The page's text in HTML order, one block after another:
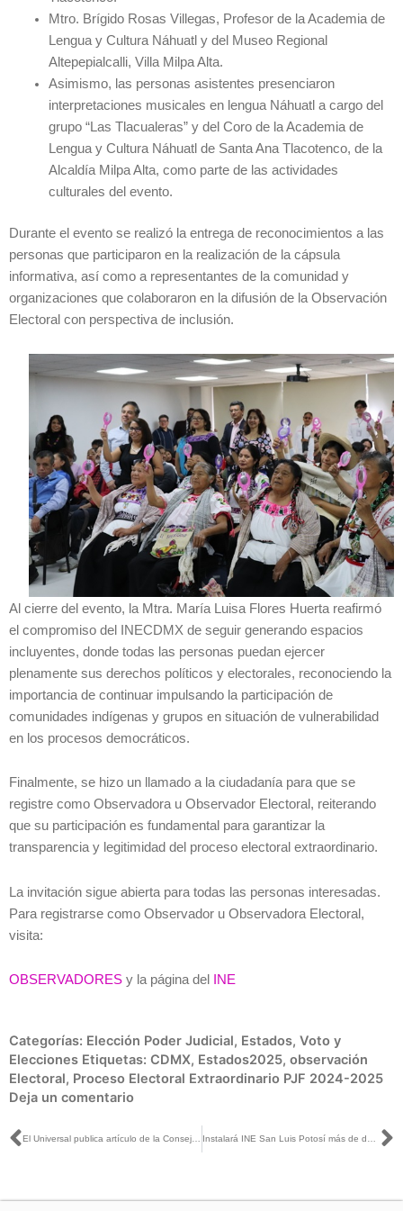
Mtro. Brígido Rosas Villegas, Profesor de la Academia de
Lengua y Cultura Náhuatl y del Museo Regional
Altepepialcalli, Villa Milpa Alta.
Asimismo, las personas asistentes presenciaron
interpretaciones musicales en lengua Náhuatl a cargo del
grupo “Las Tlacualeras” y del Coro de la Academia de
Lengua y Cultura Náhuatl de Santa Ana Tlacotenco, de la
Alcaldía Milpa Alta, como parte de las actividades
culturales del evento.
Durante el evento se realizó la entrega de reconocimientos a las
personas que participaron en la realización de la cápsula
informativa, así como a representantes de la comunidad y
organizaciones que colaboraron en la difusión de la Observación
Electoral con perspectiva de inclusión.
Al cierre del evento, la Mtra. María Luisa Flores Huerta reafirmó
el compromiso del INECDMX de seguir generando espacios
incluyentes, donde todas las personas puedan ejercer
plenamente sus derechos políticos y electorales, reconociendo la
importancia de continuar impulsando la participación de
comunidades indígenas y grupos en situación de vulnerabilidad
en los procesos democráticos.
Finalmente, se hizo un llamado a la ciudadanía para que se
registre como Observadora u Observador Electoral, reiterando
que su participación es fundamental para garantizar la
transparencia y legitimidad del proceso electoral extraordinario.
La invitación sigue abierta para todas las personas interesadas.
Para registrarse como Observador u Observadora Electoral,
visita:
OBSERVADORES y la página del INE
Categorías: Elección Poder Judicial, Estados, Voto y
Elecciones Etiquetas: CDMX, Estados2025, observación
Electoral, Proceso Electoral Extraordinario PJF 2024-2025
Deja un comentario
Ant